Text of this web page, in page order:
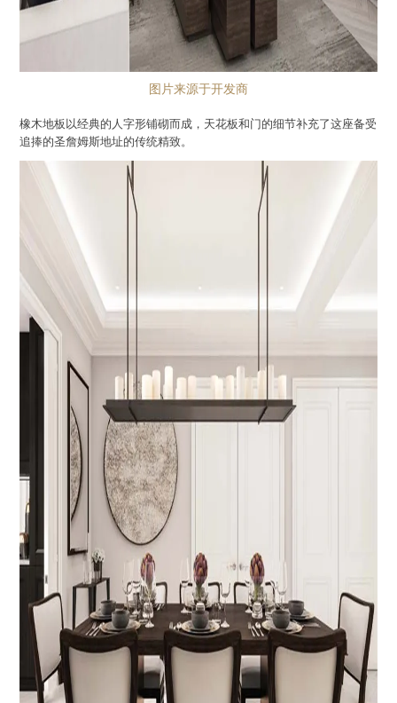
图片来源于开发商
橡木地板以经典的人字形铺砌而成，天花板和门的细节补充了这座备受
追捧的圣詹姆斯地址的传统精致。